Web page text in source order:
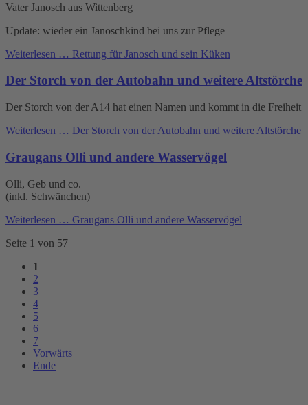
Vater Janosch aus Wittenberg
Update: wieder ein Janoschkind bei uns zur Pflege
Weiterlesen … Rettung für Janosch und sein Küken
Der Storch von der Autobahn und weitere Altstörche
Der Storch von der A14 hat einen Namen und kommt in die Freiheit
Weiterlesen … Der Storch von der Autobahn und weitere Altstörche
Graugans Olli und andere Wasservögel
Olli, Geb und co.
(inkl. Schwänchen)
Weiterlesen … Graugans Olli und andere Wasservögel
Seite 1 von 57
1
2
3
4
5
6
7
Vorwärts
Ende